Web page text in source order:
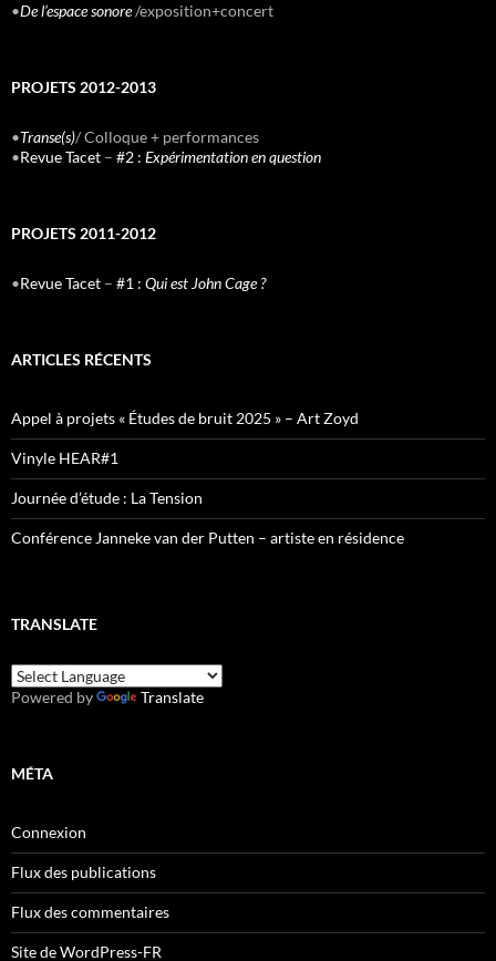
•De l’espace sonore/exposition+concert
PROJETS 2012-2013
•Transe(s)/ Colloque + performances
•Revue Tacet – #2 : Expérimentation en question
PROJETS 2011-2012
•Revue Tacet – #1 : Qui est John Cage ?
ARTICLES RÉCENTS
Appel à projets « Études de bruit 2025 » – Art Zoyd
Vinyle HEAR#1
Journée d’étude : La Tension
Conférence Janneke van der Putten – artiste en résidence
TRANSLATE
Powered by Translate
MÉTA
Connexion
Flux des publications
Flux des commentaires
Site de WordPress-FR